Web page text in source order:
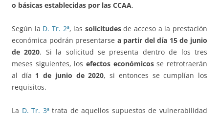
o básicas establecidas por las CCAA.
Según la D. Tr. 2ª, las solicitudesde acceso a la prestación
económica podrán presentarse a partir del día 15 de junio
de 2020. Si la solicitud se presenta dentro de los tres
meses siguientes, los efectos económicosse retrotraerán
al día 1 de junio de 2020, si entonces se cumplían los
requisitos.
La D. Tr. 3ªtrata de aquellos supuestos de vulnerabilidad